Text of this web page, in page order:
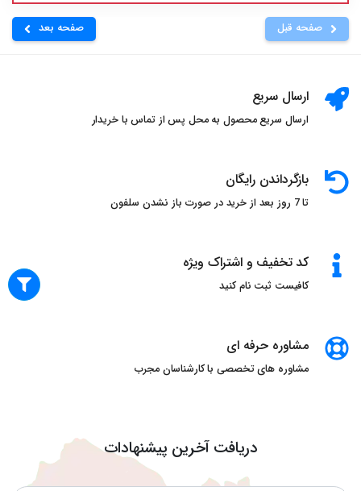
صفحه قبل صفحه بعد
ارسال سریع
ارسال سریع محصول به محل پس از تماس با خریدار
بازگرداندن رایگان
تا 7 روز بعد از خرید در صورت باز نشدن سلفون
کد تخفیف و اشتراک ویژه
کافیست ثبت نام کنید
مشاوره حرفه ای
مشاوره های تخصصی با کارشناسان مجرب
دریافت آخرین پیشنهادات